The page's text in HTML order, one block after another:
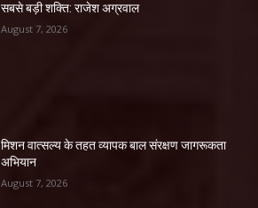
सबसे बड़ी शक्ति: राजेश अग्रवाल
August 7, 2026
मिशन वात्सल्य के तहत व्यापक बाल संरक्षण जागरूकता
अभियान
August 7, 2026